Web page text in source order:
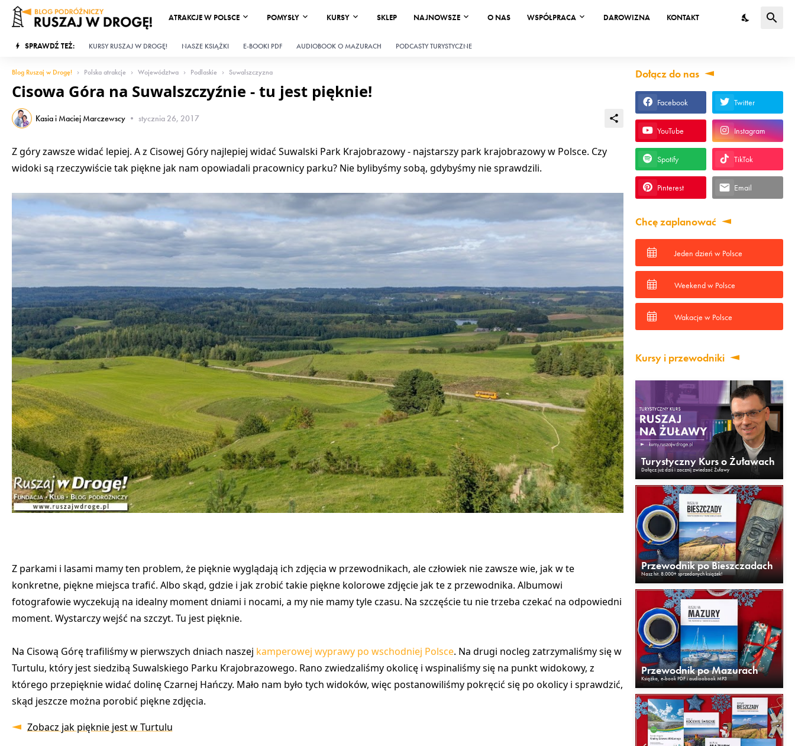
ATRAKCJE W POLSCE POMYSŁY KURSY SKLEP NAJNOWSZE O NAS WSPÓŁPRACA DAROWIZNA KONTAKT
SPRAWDŹ TEŻ: KURSY RUSZAJ W DROGĘ! NASZE KSIĄŻKI E-BOOKI PDF AUDIOBOOK O MAZURACH PODCASTY TURYSTYCZNE
Blog Ruszaj w Drogę! Polska atrakcje Województwa Podlaskie Suwalszczyzna
Cisowa Góra na Suwalszczyźnie - tu jest pięknie!
Kasia i Maciej Marczewscy • stycznia 26, 2017
Z góry zawsze widać lepiej. A z Cisowej Góry najlepiej widać Suwalski Park Krajobrazowy - najstarszy park krajobrazowy w Polsce. Czy
widoki są rzeczywiście tak piękne jak nam opowiadali pracownicy parku? Nie bylibyśmy sobą, gdybyśmy nie sprawdzili.
Z parkami i lasami mamy ten problem, że pięknie wyglądają ich zdjęcia w przewodnikach, ale człowiek nie zawsze wie, jak w te
konkretne, piękne miejsca trafić. Albo skąd, gdzie i jak zrobić takie piękne kolorowe zdjęcie jak te z przewodnika. Albumowi
fotografowie wyczekują na idealny moment dniami i nocami, a my nie mamy tyle czasu. Na szczęście tu nie trzeba czekać na odpowiedni
moment. Wystarczy wejść na szczyt. Tu jest pięknie.
Na Cisową Górę trafiliśmy w pierwszych dniach naszej kamperowej wyprawy po wschodniej Polsce. Na drugi nocleg zatrzymaliśmy się w
Turtulu, który jest siedzibą Suwalskiego Parku Krajobrazowego. Rano zwiedzaliśmy okolicę i wspinaliśmy się na punkt widokowy, z
którego przepięknie widać dolinę Czarnej Hańczy. Mało nam było tych widoków, więc postanowiliśmy pokręcić się po okolicy i sprawdzić,
skąd jeszcze można porobić piękne zdjęcia.
Zobacz jak pięknie jest w Turtulu
Dołącz do nas
Facebook Twitter
YouTube Instagram
Spotify TikTok
Pinterest Email
Chcę zaplanować
Jeden dzień w Polsce
Weekend w Polsce
Wakacje w Polsce
Kursy i przewodniki
Turystyczny Kurs o Żuławach
Dołącz już dziś i zacznij zwiedzać Żuławy
Przewodnik po Bieszczadach
Nasz hit. 8.000+ sprzedanych książek!
Przewodnik po Mazurach
Książka, e-book PDF i audioobook MP3